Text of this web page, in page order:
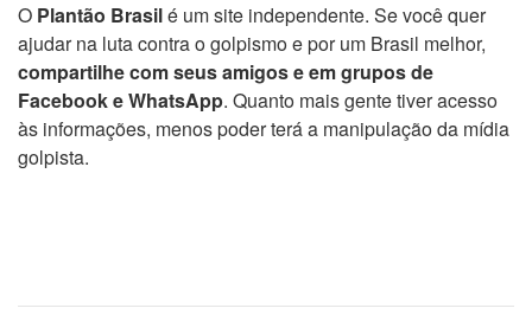
O Plantão Brasilé um site independente. Se você quer
ajudar na luta contra o golpismo e por um Brasil melhor,
compartilhe com seus amigos e em grupos de
Facebook e WhatsApp. Quanto mais gente tiver acesso
às informações, menos poder terá a manipulação da mídia
golpista.